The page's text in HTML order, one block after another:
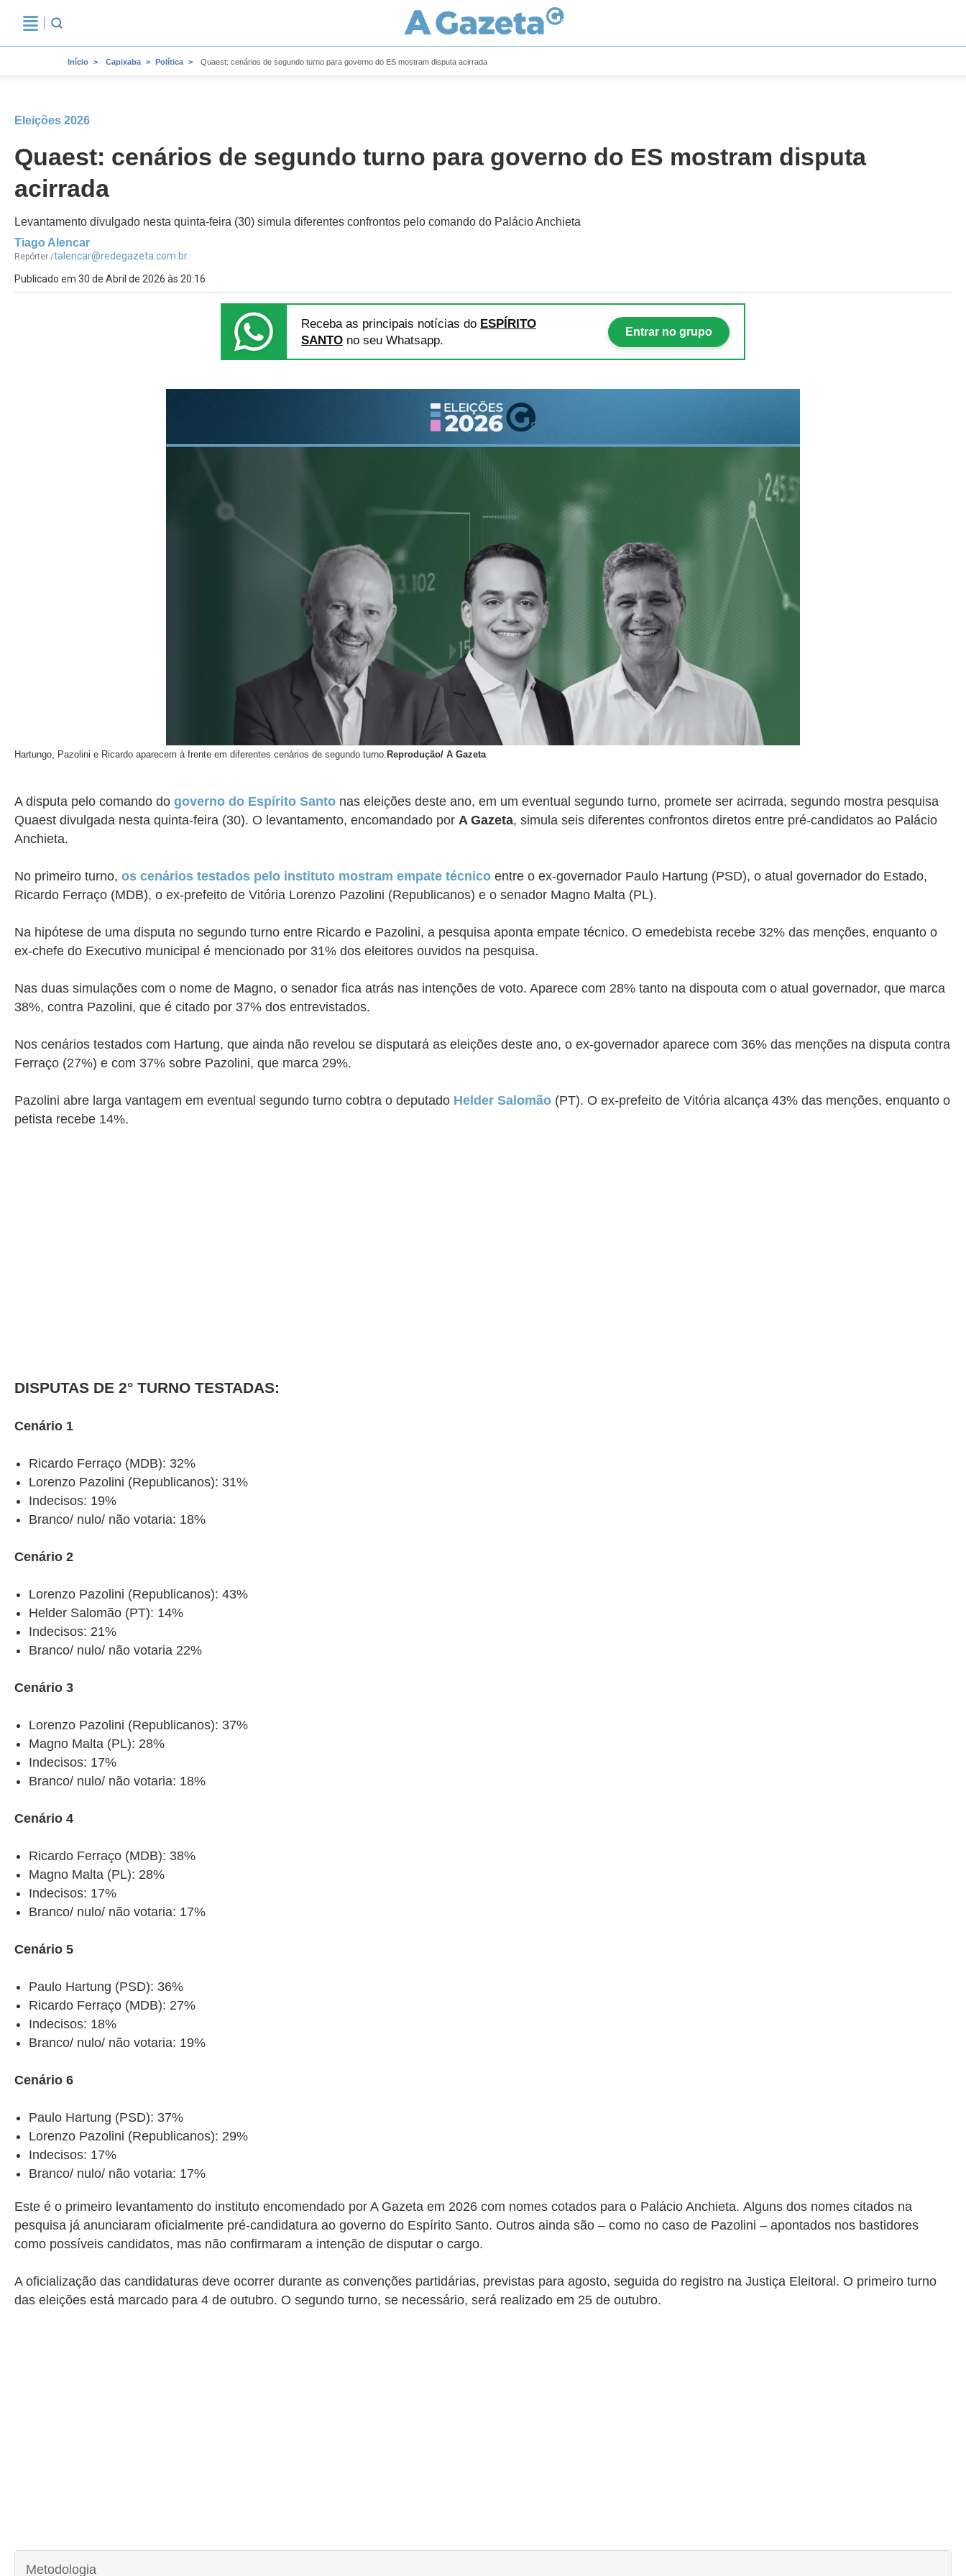
Início Capixaba Política Quaest: cenários de segundo turno para governo do ES mostram disputa acirrada
Eleições 2026
Quaest: cenários de segundo turno para governo do ES mostram disputa
acirrada
Levantamento divulgado nesta quinta-feira (30) simula diferentes confrontos pelo comando do Palácio Anchieta
Tiago Alencar
Repórter /talencar@redegazeta.com.br
Publicado em 30 de Abril de 2026 às 20:16
Receba as principais notícias do ESPÍRITO
SANTO no seu Whatsapp.
Entrar no grupo
Hartungo, Pazolini e Ricardo aparecem à frente em diferentes cenários de segundo turno. Reprodução/ A Gazeta
A disputa pelo comando do governo do Espírito Santo nas eleições deste ano, em um eventual segundo turno, promete ser acirrada, segundo mostra pesquisa
Quaest divulgada nesta quinta-feira (30). O levantamento, encomandado por A Gazeta, simula seis diferentes confrontos diretos entre pré-candidatos ao Palácio
Anchieta.
No primeiro turno, os cenários testados pelo instituto mostram empate técnico entre o ex-governador Paulo Hartung (PSD), o atual governador do Estado,
Ricardo Ferraço (MDB), o ex-prefeito de Vitória Lorenzo Pazolini (Republicanos) e o senador Magno Malta (PL).
Na hipótese de uma disputa no segundo turno entre Ricardo e Pazolini, a pesquisa aponta empate técnico. O emedebista recebe 32% das menções, enquanto o
ex-chefe do Executivo municipal é mencionado por 31% dos eleitores ouvidos na pesquisa.
Nas duas simulações com o nome de Magno, o senador fica atrás nas intenções de voto. Aparece com 28% tanto na dispouta com o atual governador, que marca
38%, contra Pazolini, que é citado por 37% dos entrevistados.
Nos cenários testados com Hartung, que ainda não revelou se disputará as eleições deste ano, o ex-governador aparece com 36% das menções na disputa contra
Ferraço (27%) e com 37% sobre Pazolini, que marca 29%.
Pazolini abre larga vantagem em eventual segundo turno cobtra o deputado Helder Salomão (PT). O ex-prefeito de Vitória alcança 43% das menções, enquanto o
petista recebe 14%.
DISPUTAS DE 2° TURNO TESTADAS:
Cenário 1
Ricardo Ferraço (MDB): 32%
Lorenzo Pazolini (Republicanos): 31%
Indecisos: 19%
Branco/ nulo/ não votaria: 18%
Cenário 2
Lorenzo Pazolini (Republicanos): 43%
Helder Salomão (PT): 14%
Indecisos: 21%
Branco/ nulo/ não votaria 22%
Cenário 3
Lorenzo Pazolini (Republicanos): 37%
Magno Malta (PL): 28%
Indecisos: 17%
Branco/ nulo/ não votaria: 18%
Cenário 4
Ricardo Ferraço (MDB): 38%
Magno Malta (PL): 28%
Indecisos: 17%
Branco/ nulo/ não votaria: 17%
Cenário 5
Paulo Hartung (PSD): 36%
Ricardo Ferraço (MDB): 27%
Indecisos: 18%
Branco/ nulo/ não votaria: 19%
Cenário 6
Paulo Hartung (PSD): 37%
Lorenzo Pazolini (Republicanos): 29%
Indecisos: 17%
Branco/ nulo/ não votaria: 17%
Este é o primeiro levantamento do instituto encomendado por A Gazeta em 2026 com nomes cotados para o Palácio Anchieta. Alguns dos nomes citados na
pesquisa já anunciaram oficialmente pré-candidatura ao governo do Espírito Santo. Outros ainda são – como no caso de Pazolini – apontados nos bastidores
como possíveis candidatos, mas não confirmaram a intenção de disputar o cargo.
A oficialização das candidaturas deve ocorrer durante as convenções partidárias, previstas para agosto, seguida do registro na Justiça Eleitoral. O primeiro turno
das eleições está marcado para 4 de outubro. O segundo turno, se necessário, será realizado em 25 de outubro.
Metodologia